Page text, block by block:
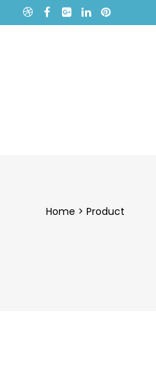
Home >Product